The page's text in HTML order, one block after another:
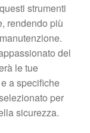
strumenti
rendendo più
del
le tue
a specifiche
per
sicurezza.